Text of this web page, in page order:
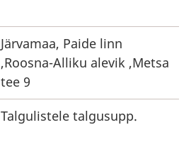
Järvamaa, Paide linn
,Roosna-Alliku alevik ,Metsa
tee 9
Talgulistele talgusupp.